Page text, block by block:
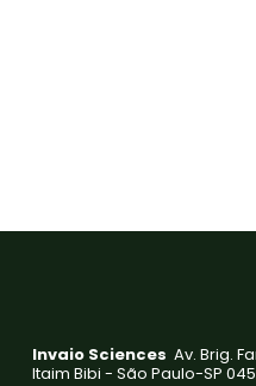
Invaio Sciences Av. Brig.
Itaim Bibi - São Paulo-SP